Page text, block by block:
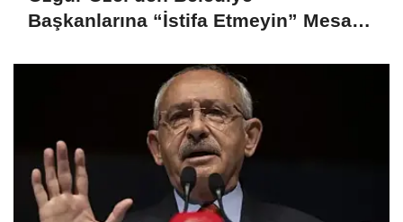
Başkanlarına “İstifa Etmeyin” Mesajı: